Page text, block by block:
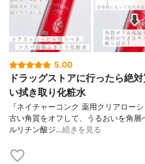
5.00
ドラッグストアに行ったら絶
い拭き取り化粧水
『ネイチャーコンク 薬用クリアロ
古い角質をオフして、うるおいを角
ルリチン酸ジ…続きを見る